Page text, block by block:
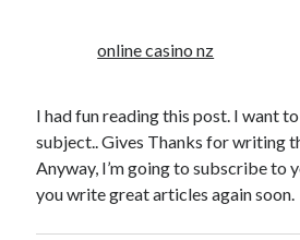
online casino nz
I had fun reading this post. I want
subject.. Gives Thanks for writing
Anyway, I’m going to subscribe to
you write great articles again soon.